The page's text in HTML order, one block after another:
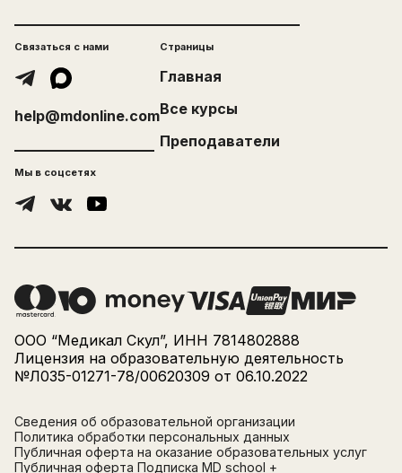
Связаться с нами
help@mdonline.com
Страницы
Главная
Все курсы
Преподаватели
Мы в соцсетях
ООО “Медикал Скул”, ИНН 7814802888
Лицензия на образовательную деятельность
№Л035-01271-78/00620309 от 06.10.2022
Сведения об образовательной организации
Политика обработки персональных данных
Публичная оферта на оказание образовательных услуг
Публичная оферта Подписка MD school +